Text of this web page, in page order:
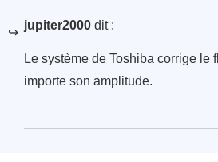
jupiter2000 dit :
Le système de Toshiba corrige le
importe son amplitude.